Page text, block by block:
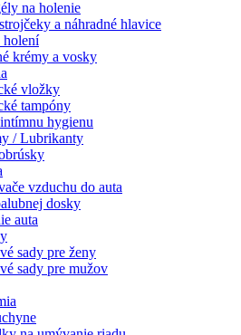
na holenie
a náhradné hlavice
holení
krémy a vosky
vložky
tampóny
hygienu
/ Lubrikanty
vzduchu do auta
dosky
auta
sady pre ženy
sady pre mužov